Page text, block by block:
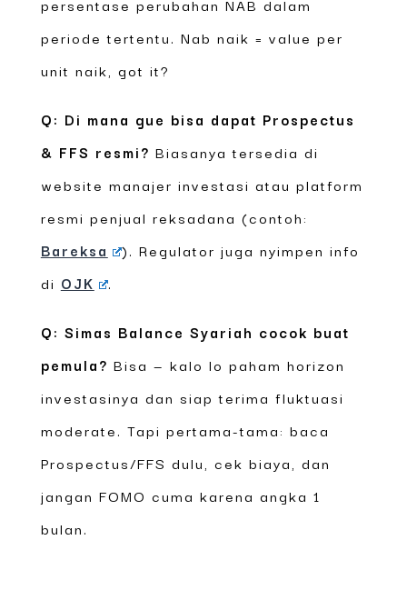
periode tertentu. Nab naik = value per
unit naik, got it?
Q: Di mana gue bisa dapat Prospectus
& FFS resmi? Biasanya tersedia di
website manajer investasi atau platform
resmi penjual reksadana (contoh:
Bareksa
). Regulator juga nyimpen info
di OJK .
Q: Simas Balance Syariah cocok buat
pemula? Bisa — kalo lo paham horizon
investasinya dan siap terima fluktuasi
moderate. Tapi pertama-tama: baca
Prospectus/FFS dulu, cek biaya, dan
jangan FOMO cuma karena angka 1
bulan.